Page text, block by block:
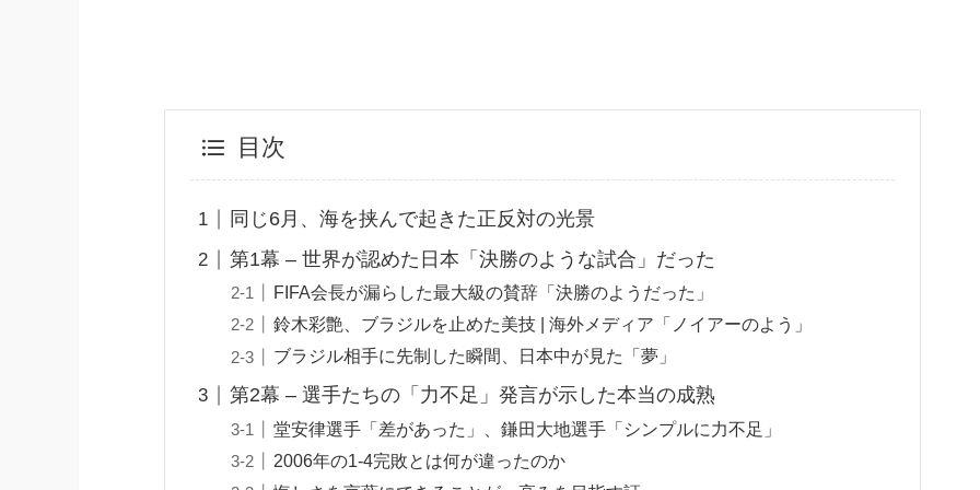
目次
同じ6月、海を挟んで起きた正反対の光景
第1幕 – 世界が認めた日本「決勝のような試合」だった
FIFA会長が漏らした最大級の賛辞「決勝のようだった」
鈴木彩艶、ブラジルを止めた美技 | 海外メディア「ノイアーのよう」
ブラジル相手に先制した瞬間、日本中が見た「夢」
第2幕 – 選手たちの「力不足」発言が示した本当の成熟
堂安律選手「差があった」、鎌田大地選手「シンプルに力不足」
2006年の1-4完敗とは何が違ったのか